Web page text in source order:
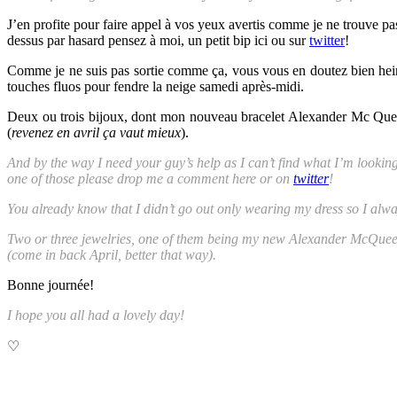
J’en profite pour faire appel à vos yeux avertis comme je ne trouve
dessus par hasard pensez à moi, un petit bip ici ou surtwitter!
Comme je ne suis pas sortie comme ça, vous vous en doutez bien
touches fluos pour fendre la neige samedi après-midi.
Deux ou trois bijoux, dont mon nouveau bracelet Alexander Mc
(revenez en avril ça vaut mieux).
And by the way I need your guy’s help as I can’t find what I’m
one of those please drop me a comment here or on twitter!
You already know that I didn’t go out only wearing my dress so I
Two or three jewelries, one of them being my new Alexander
(come in back April, better that way).
Bonne journée!
I hope you all had a lovely day!
♡